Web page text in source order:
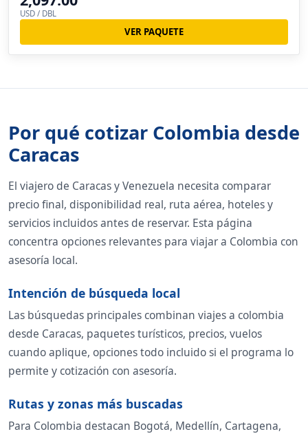
USD / DBL
VER PAQUETE
Por qué cotizar Colombia desde
Caracas
El viajero de Caracas y Venezuela necesita comparar
precio final, disponibilidad real, ruta aérea, hoteles y
servicios incluidos antes de reservar. Esta página
concentra opciones relevantes para viajar a Colombia con
asesoría local.
Intención de búsqueda local
Las búsquedas principales combinan viajes a colombia
desde Caracas, paquetes turísticos, precios, vuelos
cuando aplique, opciones todo incluido si el programa lo
permite y cotización con asesoría.
Rutas y zonas más buscadas
Para Colombia destacan Bogotá, Medellín, Cartagena,